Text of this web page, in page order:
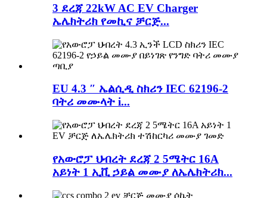
3 ደረጃ 22kW AC EV Charger
ኤሌክትሪክ የመኪና ቻርጅ...
EU 4.3 ″ ኤልሲዲ ስክሪን IEC 62196-2
ባትሪ መሙላት i...
የአውሮፓ ህብረት ደረጃ 2 5ሜትር 16A
አይነት 1 ኢቪ ኃይል መሙያ ለኤሌክትሪክ...